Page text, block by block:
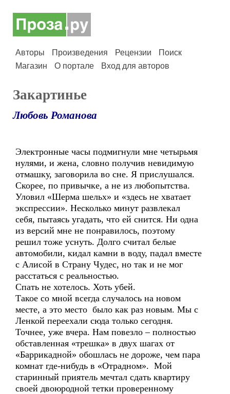
Авторы Произведения Рецензии
Поиск
Магазин
О портале Вход для авторов
Закартинье
Любовь Романова
Электронные часы подмигнули мне четырьмя
нулями, и жена, словно получив невидимую
отмашку, заговорила во сне. Я прислушался.
Скорее, по привычке, а не из любопытства.
Уловил «Шерма шельх» и «здесь не хватает
экспрессии». Несколько минут развлекал
себя, пытаясь угадать, что ей снится. Ни одна
из версий мне не понравилось, поэтому
решил тоже уснуть. Долго считал белые
автомобили, кидал камни в воду, падал вместе
с Алисой в Страну Чудес, но так и не мог
расстаться с реальностью.
Спать не хотелось. Хоть убей.
Такое со мной всегда случалось на новом
месте, а это место было как раз новым. Мы с
Ленкой переехали сюда только сегодня.
Точнее, уже вчера. Нам повезло – полностью
обставленная «трешка» в двух шагах от
«Баррикадной» обошлась не дороже, чем пара
комнат где-нибудь в «Отрадном». Мой
старинный приятель мечтал сдать квартиру
своей двоюродной тетки проверенному